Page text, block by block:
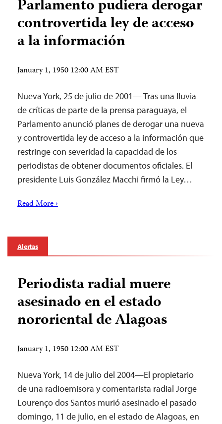
Parlamento pudiera derogar
controvertida ley de acceso
a la información
January 1, 1950 12:00 AM EST
Nueva York, 25 de julio de 2001— Tras una lluvia
de críticas de parte de la prensa paraguaya, el
Parlamento anunció planes de derogar una nueva
y controvertida ley de acceso a la información que
restringe con severidad la capacidad de los
periodistas de obtener documentos oficiales. El
presidente Luis González Macchi firmó la Ley…
Read More ›
Alertas
Periodista radial muere
asesinado en el estado
nororiental de Alagoas
January 1, 1950 12:00 AM EST
Nueva York, 14 de julio del 2004—El propietario
de una radioemisora y comentarista radial Jorge
Lourenço dos Santos murió asesinado el pasado
domingo, 11 de julio, en el estado de Alagoas, en